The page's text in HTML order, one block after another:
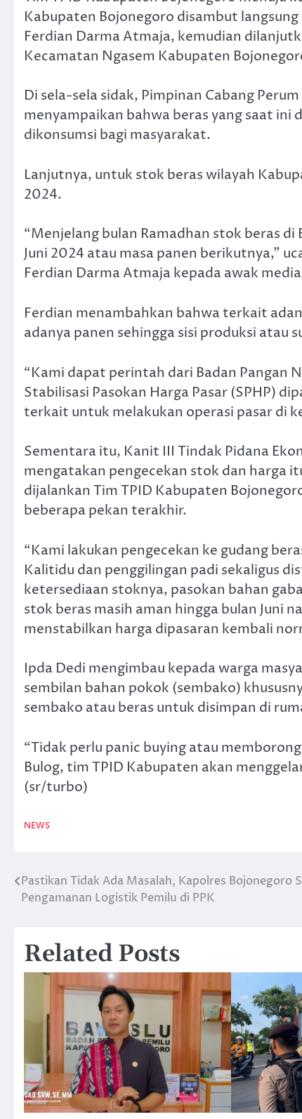
Kabupaten Bojonegoro disambut
Ferdian Darma Atmaja, kemudian
Kecamatan Ngasem Kabupaten
Di sela-sela sidak, Pimpinan Cabang
menyampaikan bahwa beras yang saat ini
dikonsumsi bagi masyarakat.
Lanjutnya, untuk stok beras wilayah
2024.
“Menjelang bulan Ramadhan stok beras
Juni 2024 atau masa panen berikutnya,”
Ferdian Darma Atmaja kepada awak
Ferdian menambahkan bahwa terkait
adanya panen sehingga sisi produksi atau
“Kami dapat perintah dari Badan Pangan
Stabilisasi Pasokan Harga Pasar (SPHP)
terkait untuk melakukan operasi pasar di
Sementara itu, Kanit III Tindak Pidana
mengatakan pengecekan stok dan harga
dijalankan Tim TPID Kabupaten
beberapa pekan terakhir.
“Kami lakukan pengecekan ke gudang
Kalitidu dan penggilingan padi sekaligus
ketersediaan stoknya, pasokan bahan
stok beras masih aman hingga bulan Juni
menstabilkan harga dipasaran kembali
Ipda Dedi mengimbau kepada warga
sembilan bahan pokok (sembako)
sembako atau beras untuk disimpan di
“Tidak perlu panic buying atau
Bulog, tim TPID Kabupaten akan
(sr/turbo)
NEWS
Navigasi
pos
Pastikan Tidak Ada Masalah, Kapolres Bojonegoro
Pengamanan Logistik Pemilu di PPK
Related Posts